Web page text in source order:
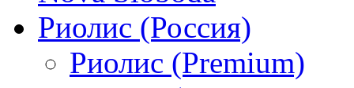
Риолис (Россия)
Риолис (Premium)